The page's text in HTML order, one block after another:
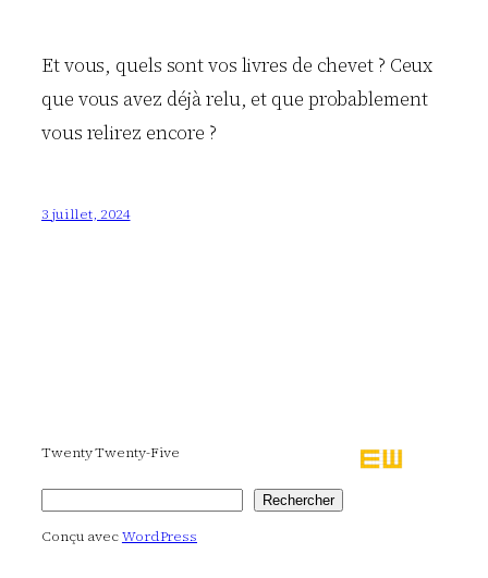
Et vous, quels sont vos livres de chevet ? Ceux
que vous avez déjà relu, et que probablement
vous relirez encore ?
3 juillet, 2024
Twenty Twenty-Five
Rechercher
Conçu avecWordPress